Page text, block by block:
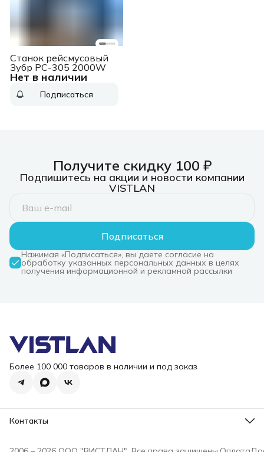
Нет в наличии
Станок рейсмусовый
Зубр РС-305 2000W
Подписаться
Получите скидку 100 ₽
Подпишитесь на акции и новости компании
VISTLAN
Подписаться
Нажимая «Подписаться», вы даете согласие на
обработку указанных персональных данных в целях
получения информационной и рекламной рассылки
Более 100 000 товаров в наличии и под заказ
Контакты